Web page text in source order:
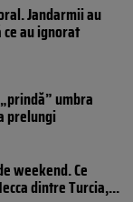
Jandarmii au
au ignorat
umbra
prelungi
weekend. Ce
dintre Turcia,...